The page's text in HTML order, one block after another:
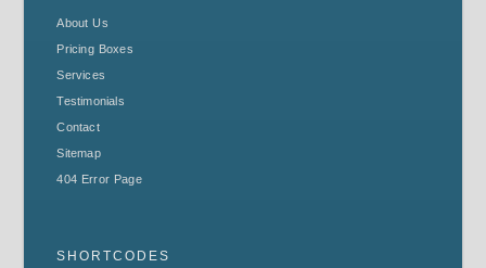
About Us
Pricing Boxes
Services
Testimonials
Contact
Sitemap
404 Error Page
SHORTCODES